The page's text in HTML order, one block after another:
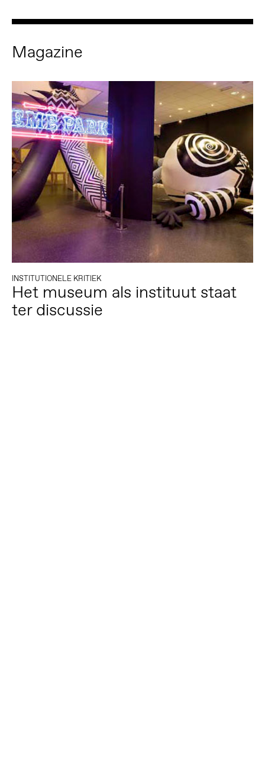
Magazine
INSTITUTIONELE KRITIEK
Het museum als instituut staat
ter discussie